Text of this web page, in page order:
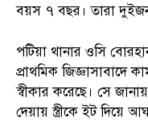
বয়স ৭ বছর। তারা
পটিয়া থানার ওসি
প্রাথমিক জিজ্ঞাসাবাদে
স্বীকার করেছে। সে
দেয়ায় স্ত্রীকে ইট দিয়ে